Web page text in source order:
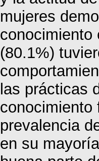
mujeres
conocimiento
(80.1%)
las prácticas
conocimiento
prevalencia
en su